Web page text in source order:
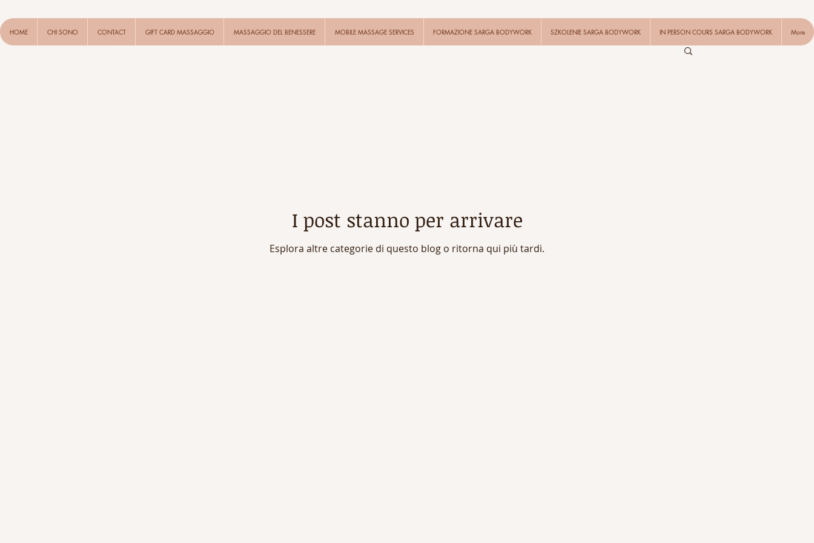
HOME CHI SONO CONTACT GIFT CARD MASSAGGIO MASSAGGIO DEL BENESSERE MOBILE MASSAGE SERVICES FORMAZIONE SARGA BODYWORK SZKOLENIE SARGA BODYWORK IN PERSON COURS SARGA BODYWORK More
I post stanno per arrivare
Esplora altre categorie di questo blog o ritorna qui più tardi.